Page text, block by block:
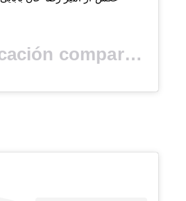
Una publicación compartida por